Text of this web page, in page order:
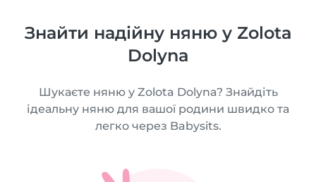
Знайти надійну няню у Zolota
Dolyna
Шукаєте няню у Zolota Dolyna? Знайдіть
ідеальну няню для вашої родини швидко та
легко через Babysits.